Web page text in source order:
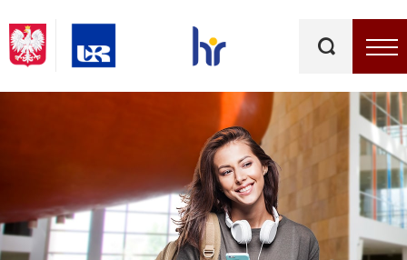
kluczowe